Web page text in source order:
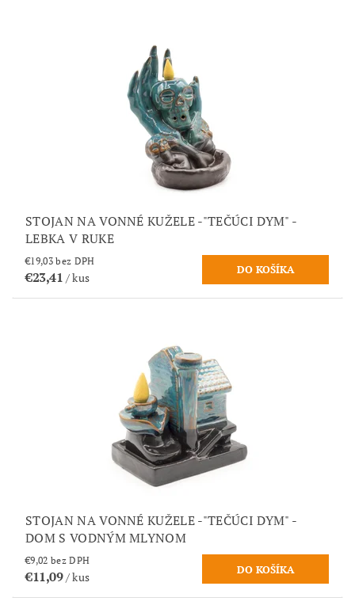
STOJAN NA VONNÉ KUŽELE -"TEČÚCI DYM" -
LEBKA V RUKE
€19,03 bez DPH
€23,41 / kus
STOJAN NA VONNÉ KUŽELE -"TEČÚCI DYM" -
DOM S VODNÝM MLYNOM
€9,02 bez DPH
€11,09/ kus